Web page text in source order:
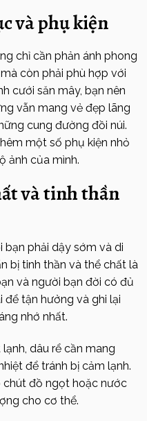
và phụ kiện
chỉ cần phản ánh phong
còn phải phù hợp với
cưới săn mây, bạn nên
vẫn mang vẻ đẹp lãng
cung đường đồi núi.
một số phụ kiện nhỏ
ảnh của mình.
và tinh thần
bạn phải dậy sớm và di
bị tinh thần và thể chất là
và người bạn đời có đủ
để tận hưởng và ghi lại
nhớ nhất.
dâu rể cần mang
để tránh bị cảm lạnh.
chút đồ ngọt hoặc nước
cho cơ thể.